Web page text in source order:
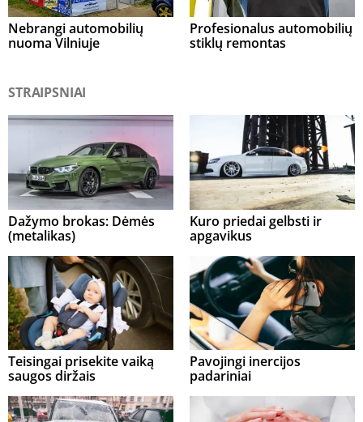
Nebrangi automobilių
nuoma Vilniuje
Profesionalus automobilių
stiklų remontas
STRAIPSNIAI
Dažymo brokas: Dėmės
(metalikas)
Kuro priedai gelbsti ir
apgavikus
Teisingai prisekite vaiką
saugos diržais
Pavojingi inercijos
padariniai